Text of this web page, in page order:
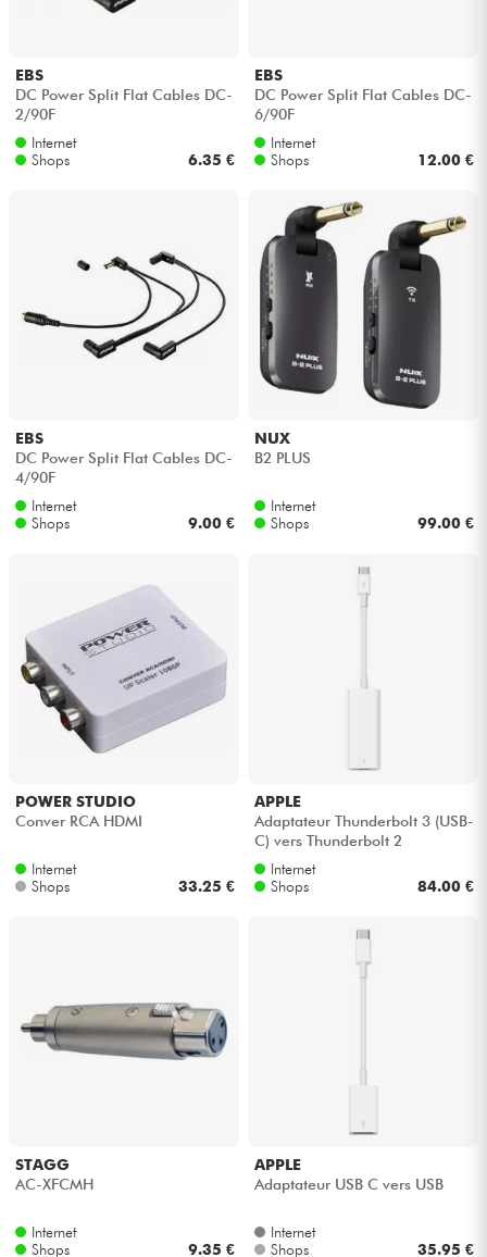
EBS
DC Power Split Flat Cables DC-
2/90F
Internet
Shops
6.35 €
EBS
DC Power Split Flat Cables DC-
6/90F
Internet
Shops
12.00 €
EBS
DC Power Split Flat Cables DC-
4/90F
Internet
Shops
9.00 €
NUX
B2 PLUS
Internet
Shops
99.00 €
POWER STUDIO
Conver RCA HDMI
Internet
Shops
33.25 €
APPLE
Adaptateur Thunderbolt 3 (USB-
C) vers Thunderbolt 2
Internet
Shops
84.00 €
STAGG
AC-XFCMH
Internet
Shops
9.35 €
APPLE
Adaptateur USB C vers USB
Internet
Shops
35.95 €